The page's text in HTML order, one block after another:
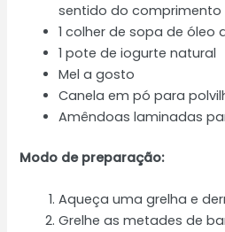
sentido do comprimento
1 colher de sopa de óleo
1 pote de iogurte natural
Mel a gosto
Canela em pó para
Amêndoas laminadas
Modo de preparação:
Aqueça uma grelha e
Grelhe as metades de